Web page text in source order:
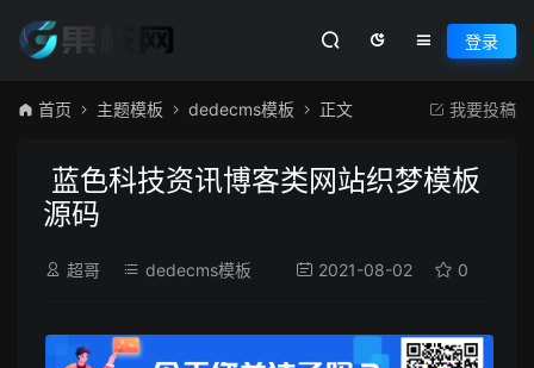
登录
首页 主题模板 dedecms模板 正文 我要投稿
蓝色科技资讯博客类网站织梦模板
源码
超哥 dedecms模板 2021-08-02 0